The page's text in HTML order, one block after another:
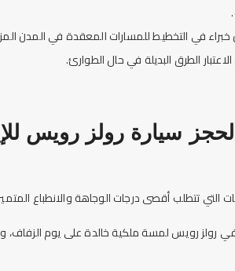
خبراء في التخطيط للمسارات المعقدة في المدن
الطرق البديلة في حال الطوارئ.
سيارة رولز رويس
التي تتطلب أقصى درجات الوجاهة والانطباع
رولز رويس لمسة ملكية خالدة على يوم الزفاف،